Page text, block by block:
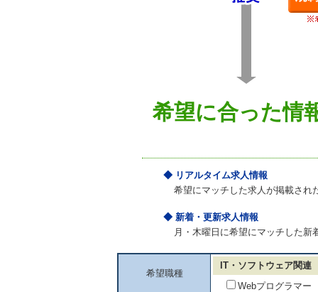
希望に合った情
◆ リアルタイム求人情報
希望にマッチした求人が掲載され
◆ 新着・更新求人情報
月・木曜日に希望にマッチした
希望職種
IT・ソフトウェア関連
Webプログラマー